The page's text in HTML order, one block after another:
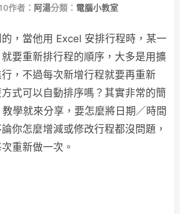
作者： 阿湯分類： 電腦小教室
，當他用 Excel 安排行程時，某一
要重新排行程的順序，大多是用擴
，不過每次新增行程就要再重新
式可以自動排序嗎？其實非常的簡
學就來分享，要怎麼將日期／時間
你怎麼增減或修改行程都沒問題，
重新做一次。